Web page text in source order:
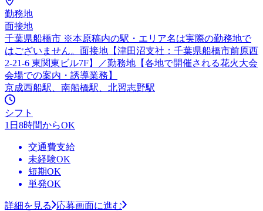
勤務地
面接地
千葉県船橋市 ※本原稿内の駅・エリア名は実際の勤務地で
はございません。面接地【津田沼支社：千葉県船橋市前原西
2-21-6 東関東ビル7F】／勤務地【各地で開催される花火大会
会場での案内・誘導業務】
京成西船駅、南船橋駅、北習志野駅
シフト
1日8時間からOK
交通費支給
未経験OK
短期OK
単発OK
詳細を見る
応募画面に進む